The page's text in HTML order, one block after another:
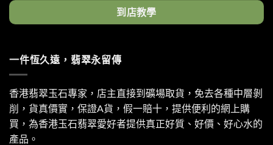
到店教學
一件恆久遠，翡翠永留傳
香港翡翠玉石專家，店主直接到礦場取貨，免去各種中層剝
削，貨真價實，保證A貨，假一賠十，提供便利的網上購
買，為香港玉石翡翠愛好者提供真正好質、好價、好心水的
產品。